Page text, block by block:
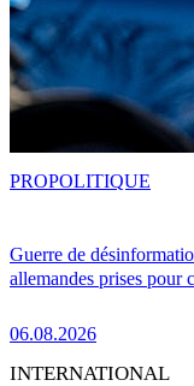
Guerre de
allemandes prises pour
06.08.2026
PROPOLITIQUE
INTERNATIONAL